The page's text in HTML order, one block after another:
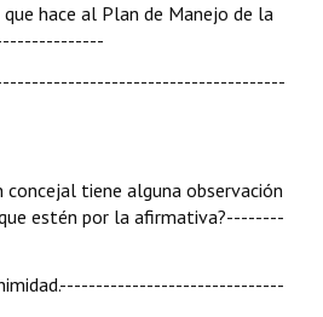
hace al Plan de Manejo de la
tiene alguna observación
estén por la afirmativa?--------